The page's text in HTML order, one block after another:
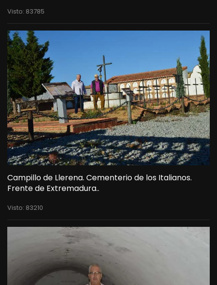
Visto: 83785
Campillo de Llerena. Cementerio de los Italianos.
Frente de Extremadura..
Visto: 83210